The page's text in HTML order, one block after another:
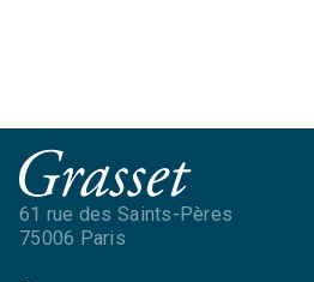
61 rue des Saints-Pères
75006 Paris